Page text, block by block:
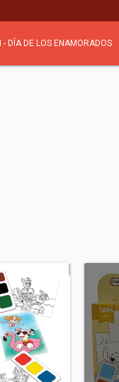
- DÍA DE LOS ENAMORADOS